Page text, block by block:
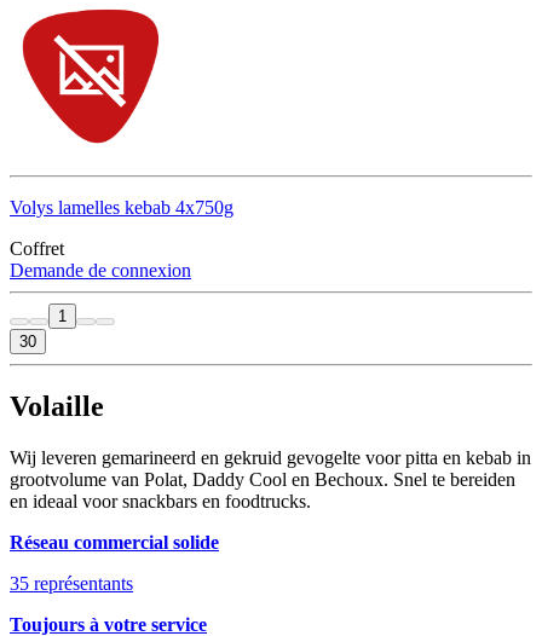
Volys lamelles kebab 4x750g
Coffret
Demande de connexion
1
30
Volaille
Wij leveren gemarineerd en gekruid gevogelte voor pitta en kebab in
grootvolume van Polat, Daddy Cool en Bechoux. Snel te bereiden
en ideaal voor snackbars en foodtrucks.
Réseau commercial solide
35 représentants
Toujours à votre service